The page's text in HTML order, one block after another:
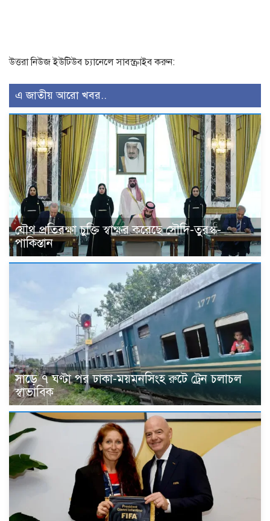
উত্তরা নিউজ ইউটিউব চ্যানেলে সাবস্ক্রাইব করুন:
এ জাতীয় আরো খবর..
যৌথ প্রতিরক্ষা চুক্তি স্বাক্ষর করেছে সৌদি-তুরস্ক-
পাকিস্তান
সাড়ে ৭ ঘণ্টা পর ঢাকা-ময়মনসিংহ রুটে ট্রেন চলাচল
স্বাভাবিক